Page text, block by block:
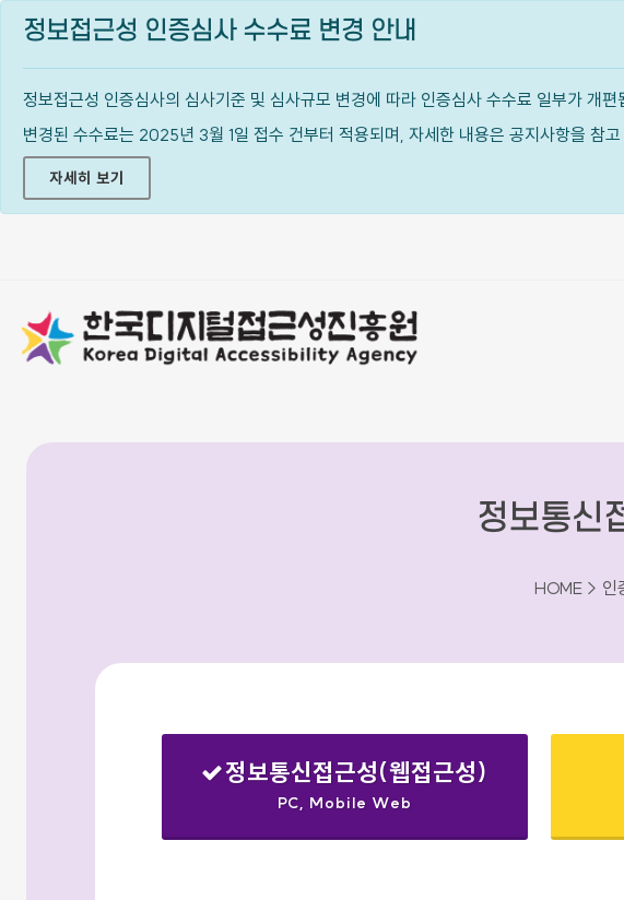
정보접근성 인증심사 수수료 변경 안내
정보접근성 인증심사의 심사기준 및 심사규모 변경에 따라 인증심사 수수료 일부가 개편
변경된 수수료는 2025년 3월 1일 접수 건부터 적용되며, 자세한 내용은 공지사항을 참
자세히 보기
정보통신
HOME > 인
정보통신접근성(웹접근성)
PC, Mobile Web